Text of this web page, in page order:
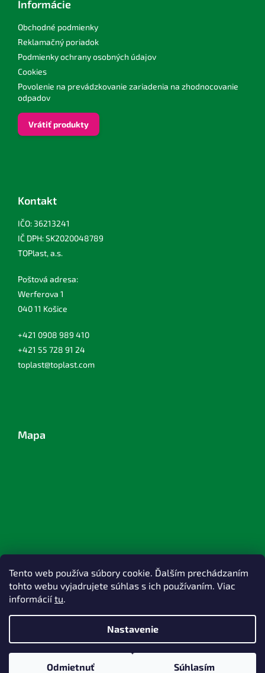
Tento web používa súbory cookie. Ďalším prechádzaním
tohto webu vyjadrujete súhlas s ich používaním. Viac
informáciítu.
Nastavenie
Odmietnuť Súhlasím
Informácie
Obchodné podmienky
Reklamačný poriadok
Podmienky ochrany osobných údajov
Cookies
Povolenie na prevádzkovanie zariadenia na zhodnocovanie
odpadov
Vrátiť produkty
Kontakt
IČO: 36213241
IČ DPH: SK2020048789
TOPlast, a.s.
Poštová adresa:
Werferova 1
040 11 Košice
+421 0908 989 410
+421 55 728 91 24
toplast@toplast.com
Mapa
Vytvoril Shoptet
Copyright 2026TOPlast, a.s. . Všetky práva vyhradené.